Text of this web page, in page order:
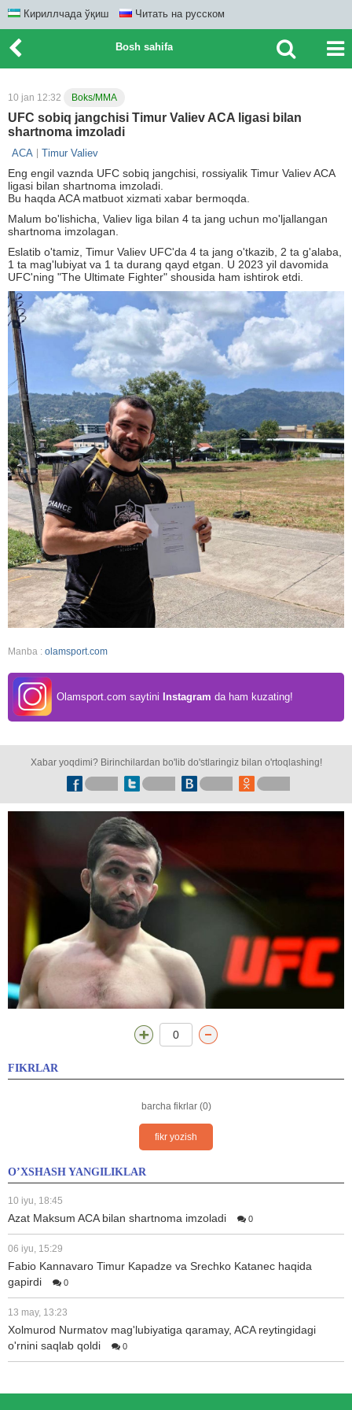
Кириллчада ўқиш Читать на русском
Bosh sahifa
10 jan 12:32 Boks/MMA
UFC sobiq jangchisi Timur Valiev ACA ligasi bilan
shartnoma imzoladi
ACA Timur Valiev
Eng engil vaznda UFC sobiq jangchisi, rossiyalik Timur Valiev ACA
ligasi bilan shartnoma imzoladi.
Bu haqda ACA matbuot xizmati xabar bermoqda.
Malum bo'lishicha, Valiev liga bilan 4 ta jang uchun mo'ljallangan
shartnoma imzolagan.
Eslatib o'tamiz, Timur Valiev UFC'da 4 ta jang o'tkazib, 2 ta g'alaba,
1 ta mag'lubiyat va 1 ta durang qayd etgan. U 2023 yil davomida
UFC'ning "The Ultimate Fighter" shousida ham ishtirok etdi.
Manba : olamsport.com
Olamsport.com saytini Instagram da ham kuzating!
Xabar yoqdimi? Birinchilardan bo'lib do'stlaringiz bilan o'rtoqlashing!
0
FIKRLAR
barcha fikrlar (0)
fikr yozish
O’XSHASH YANGILIKLAR
10 iyu, 18:45
Azat Maksum ACA bilan shartnoma imzoladi 0
06 iyu, 15:29
Fabio Kannavaro Timur Kapadze va Srechko Katanec haqida
gapirdi
0
13 may, 13:23
Xolmurod Nurmatov mag'lubiyatiga qaramay, ACA reytingidagi
o'rnini saqlab qoldi
0